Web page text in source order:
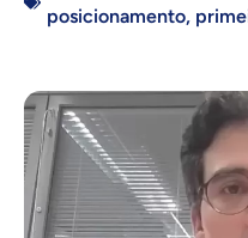
posicionamento,